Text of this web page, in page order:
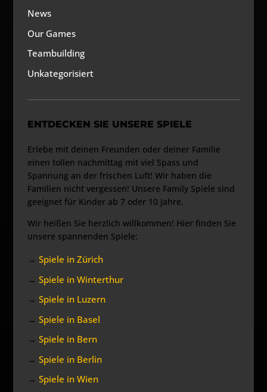
News
Our Games
Teambuilding
Unkategorisiert
ENTDECKEN SIE UNSERE SPIELE
Erlebe mit deinen Freunden oder deiner Familie
einen tollen nachmittag mit viel Spass und
Spannung an der frischen Luft! Wir haben die
Familien nicht vergessen! Unsere Family Spiele sind
geeignet für Kinder ab 7 oder 10 Jahre.
Wir heißen Sie herzlich willkommen! Hier finden Sie
unsere spannenden Spiele:
→Spiele in Zürich
→Spiele in Winterthur
→Spiele in Luzern
→Spiele in Basel
→Spiele in Bern
→Spiele in Berlin
→Spiele in Wien